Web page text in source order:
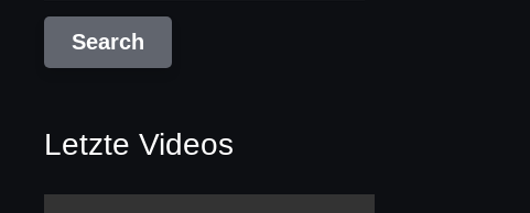
Letzte Videos